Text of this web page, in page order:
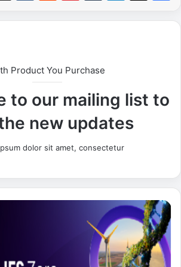
Product You Purchase
to our mailing list to
new updates!
dolor sit amet, consectetur.
I
F
S
ت